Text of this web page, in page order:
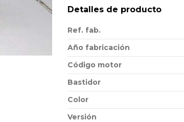
Detalles de producto
Ref. fab.
Año fabricación
Código motor
Bastidor
Color
Versión